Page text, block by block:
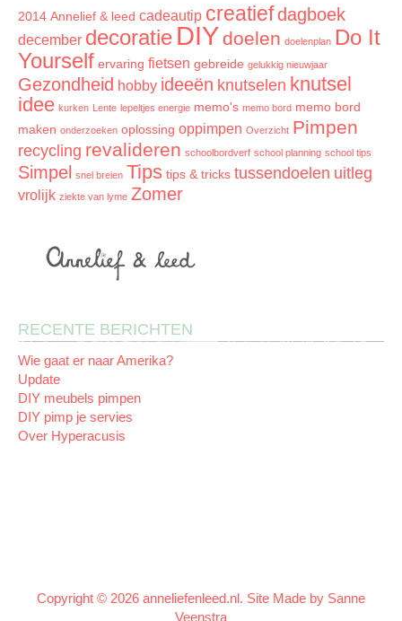
2014 Annelief & leed cadeautip creatiefdagboek
december decoratie DIY doelen doelenplan Do It
Yourself ervaring fietsen gebreide gelukkig nieuwjaar
Gezondheid hobby ideeën knutselen knutsel
idee kurken Lente lepeltjes energie memo's memo bord memo bord
maken onderzoeken oplossing oppimpen Overzicht Pimpen
recycling revalideren schoolbordverf school planning school tips
Simpel snel breien Tips tips & tricks tussendoelen uitleg
vrolijk ziekte van lyme Zomer
RECENTE BERICHTEN
Wie gaat er naar Amerika?
Update
DIY meubels pimpen
DIY pimp je servies
Over Hyperacusis
Copyright © 2026 anneliefenleed.nl. Site Made by Sanne
Veenstra